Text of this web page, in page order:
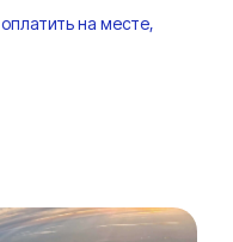
на месте,